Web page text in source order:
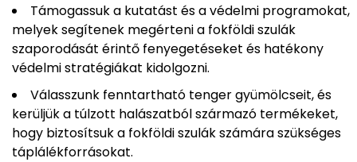
Támogassuk a kutatást és a védelmi programokat,
melyek segítenek megérteni a fokföldi szulák
szaporodását érintő fenyegetéseket és hatékony
védelmi stratégiákat kidolgozni.
Válasszunk fenntartható tenger gyümölcseit, és
kerüljük a túlzott halászatból származó termékeket,
hogy biztosítsuk a fokföldi szulák számára szükséges
táplálékforrásokat.